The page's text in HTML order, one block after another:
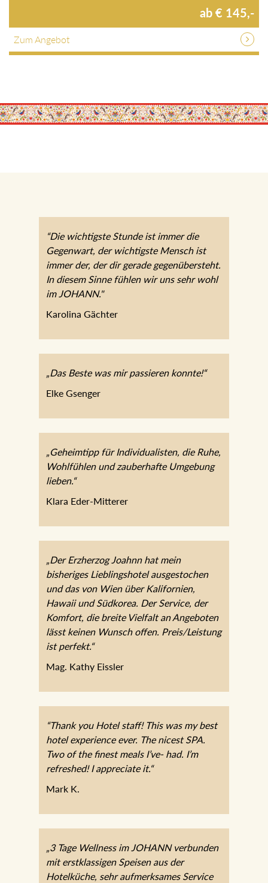
ab € 145,-
Zum Angebot
“Die wichtigste Stunde ist immer die
Gegenwart, der wichtigste Mensch ist
immer der, der dir gerade gegenübersteht.
In diesem Sinne fühlen wir uns sehr wohl
im JOHANN."
Karolina Gächter
„Das Beste was mir passieren konnte!“
Elke Gsenger
„Geheimtipp für Individualisten, die Ruhe,
Wohlfühlen und zauberhafte Umgebung
lieben.“
Klara Eder-Mitterer
„Der Erzherzog Joahnn hat mein
bisheriges Lieblingshotel ausgestochen
und das von Wien über Kalifornien,
Hawaii und Südkorea. Der Service, der
Komfort, die breite Vielfalt an Angeboten
lässt keinen Wunsch offen. Preis/Leistung
ist perfekt.“
Mag. Kathy Eissler
“Thank you Hotel staff! This was my best
hotel experience ever. The nicest SPA.
Two of the finest meals I’ve- had. I’m
refreshed! I appreciate it.“
Mark K.
„3 Tage Wellness im JOHANN verbunden
mit erstklassigen Speisen aus der
Hotelküche, sehr aufmerksames Service